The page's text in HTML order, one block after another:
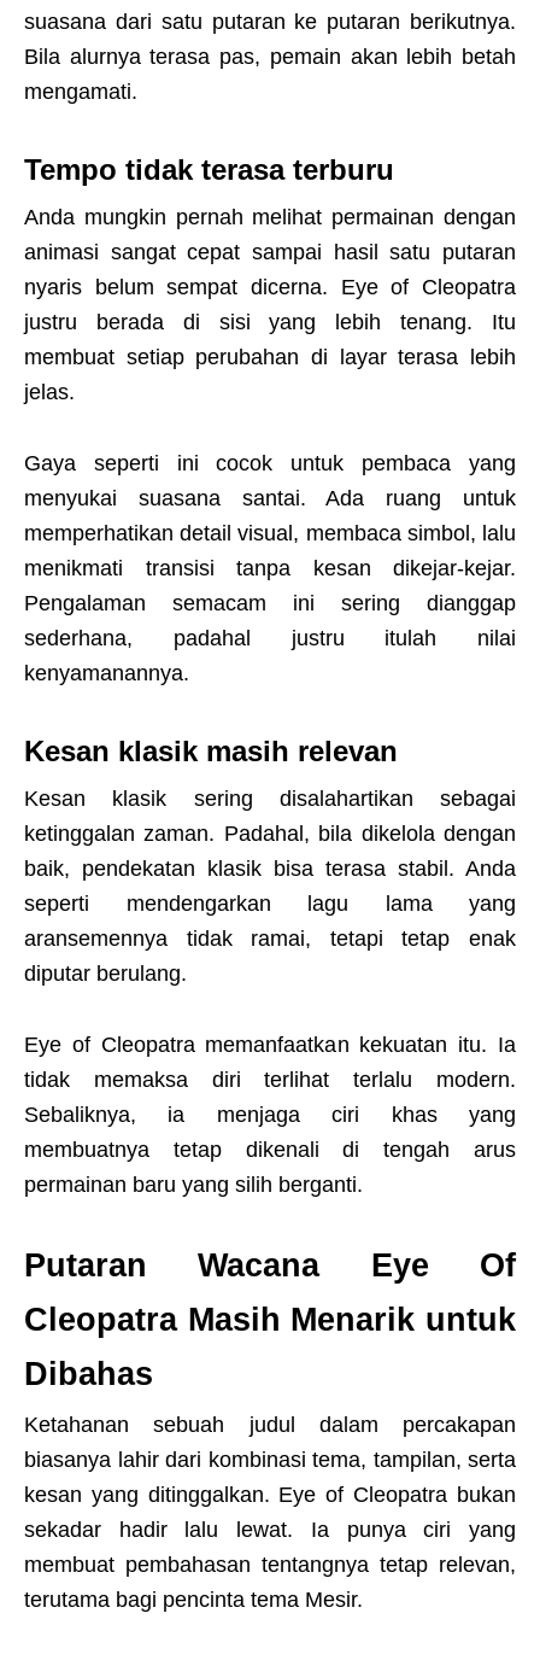
suasana dari satu putaran ke putaran berikutnya.
Bila alurnya terasa pas, pemain akan lebih betah
mengamati.
Tempo tidak terasa terburu
Anda mungkin pernah melihat permainan dengan
animasi sangat cepat sampai hasil satu putaran
nyaris belum sempat dicerna. Eye of Cleopatra
justru berada di sisi yang lebih tenang. Itu
membuat setiap perubahan di layar terasa lebih
jelas.
Gaya seperti ini cocok untuk pembaca yang
menyukai suasana santai. Ada ruang untuk
memperhatikan detail visual, membaca simbol, lalu
menikmati transisi tanpa kesan dikejar-kejar.
Pengalaman semacam ini sering dianggap
sederhana, padahal justru itulah nilai
kenyamanannya.
Kesan klasik masih relevan
Kesan klasik sering disalahartikan sebagai
ketinggalan zaman. Padahal, bila dikelola dengan
baik, pendekatan klasik bisa terasa stabil. Anda
seperti mendengarkan lagu lama yang
aransemennya tidak ramai, tetapi tetap enak
diputar berulang.
Eye of Cleopatra memanfaatkan kekuatan itu. Ia
tidak memaksa diri terlihat terlalu modern.
Sebaliknya, ia menjaga ciri khas yang
membuatnya tetap dikenali di tengah arus
permainan baru yang silih berganti.
Putaran Wacana Eye Of
Cleopatra Masih Menarik untuk
Dibahas
Ketahanan sebuah judul dalam percakapan
biasanya lahir dari kombinasi tema, tampilan, serta
kesan yang ditinggalkan. Eye of Cleopatra bukan
sekadar hadir lalu lewat. Ia punya ciri yang
membuat pembahasan tentangnya tetap relevan,
terutama bagi pencinta tema Mesir.